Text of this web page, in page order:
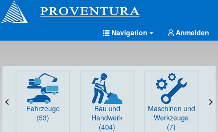
Navigation Anmelden
Fahrzeuge
(53)
Bau und
Handwerk
(404)
Maschinen und
Werkzeuge
(7)